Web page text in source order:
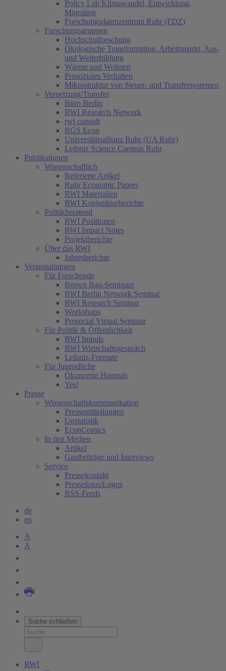
Policy Lab Klimawandel, Entwicklung,
Migration
Forschungsdatenzentrum Ruhr (FDZ)
Forschungsgruppen
Hochschulforschung
Ökologische Transformation, Arbeitsmarkt, Aus-
und Weiterbildung
Wärme und Wohnen
Prosoziales Verhalten
Mikrostruktur von Steuer- und Transfersystemen
Vernetzung/Transfer
Büro Berlin
RWI Research Network
rwi consult
RGS Econ
Universitätsallianz Ruhr (UA Ruhr)
Leibniz Science Campus Ruhr
Publikationen
Wissenschaftlich
Referierte Artikel
Ruhr Economic Papers
RWI Materialien
RWI Konjunkturberichte
Politikberatend
RWI Positionen
RWI Impact Notes
Projektberichte
Über das RWI
Jahresberichte
Veranstaltungen
Für Forschende
Brown Bag-Seminare
RWI Berlin Network Seminar
RWI Research Seminar
Workshops
Prosocial Virtual Seminar
Für Politik & Öffentlichkeit
RWI Impuls
RWI Wirtschaftsgespräch
Leibniz-Formate
Für Jugendliche
Ökonomie Hautnah
Yes!
Presse
Wissenschaftskommunikation
Pressemitteilungen
Unstatistik
EconComics
In den Medien
Artikel
Gastbeiträge und Interviews
Service
Pressekontakt
Pressefotos/Logos
RSS-Feeds
de
en
A
A
Suche schließen
RWI